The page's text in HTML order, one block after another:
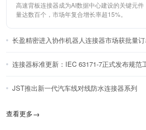
高速背板连接器成为AI数据中心建设的关键元
量达数百个，市场年复合增长率超15%。
长盈精密进入协作机器人连接器市场获批量
连接器标准更新：IEC 63171-7正式发布规范
JST推出新一代汽车线对线防水连接器系列
查看更多→